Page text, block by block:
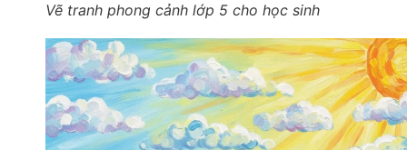
Vẽ tranh phong cảnh lớp 5 cho học sinh